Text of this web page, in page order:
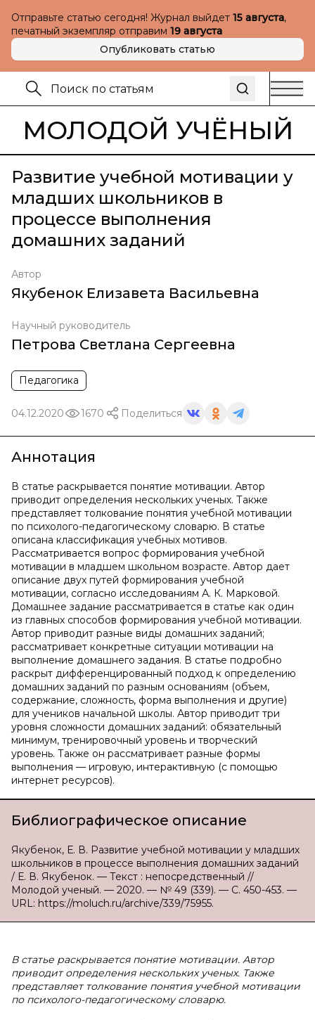
Отправьте статью сегодня! Журнал выйдет 15 августа,
печатный экземпляр отправим 19 августа
Опубликовать статью
МОЛОДОЙ УЧЁНЫЙ
Развитие учебной мотивации у
младших школьников в
процессе выполнения
домашних заданий
Автор
Якубенок Елизавета Васильевна
Научный руководитель
Петрова Светлана Сергеевна
Педагогика
04.12.2020 1670 Поделиться
Аннотация
В статье раскрывается понятие мотивации. Автор
приводит определения нескольких ученых. Также
представляет толкование понятия учебной мотивации
по психолого-педагогическому словарю. В статье
описана классификация учебных мотивов.
Рассматривается вопрос формирования учебной
мотивации в младшем школьном возрасте. Автор дает
описание двух путей формирования учебной
мотивации, согласно исследованиям А. К. Марковой.
Домашнее задание рассматривается в статье как один
из главных способов формирования учебной мотивации.
Автор приводит разные виды домашних заданий;
рассматривает конкретные ситуации мотивации на
выполнение домашнего задания. В статье подробно
раскрыт дифференцированный подход к определению
домашних заданий по разным основаниям (объем,
содержание, сложность, форма выполнения и другие)
для учеников начальной школы. Автор приводит три
уровня сложности домашних заданий: обязательный
минимум, тренировочный уровень и творческий
уровень. Также он рассматривает разные формы
выполнения — игровую, интерактивную (с помощью
интернет ресурсов).
Библиографическое описание
Якубенок, Е. В. Развитие учебной мотивации у младших
школьников в процессе выполнения домашних заданий
/ Е. В. Якубенок. — Текст : непосредственный //
Молодой ученый. — 2020. — № 49 (339). — С. 450-453. —
URL: https://moluch.ru/archive/339/75955.
В статье раскрывается понятие мотивации. Автор
приводит определения нескольких ученых. Также
представляет толкование понятия учебной мотивации
по психолого-педагогическому словарю.